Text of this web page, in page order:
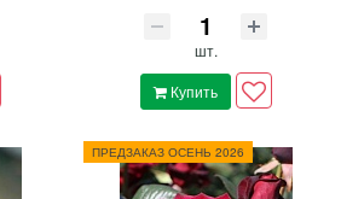
шт.
Купить
ПРЕДЗАКАЗ ОСЕНЬ 2026